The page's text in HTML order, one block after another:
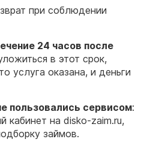
при соблюдении
24 часов после
в этот срок,
услуга оказана, и деньги
пользовались сервисом:
кабинет на disko-zaim.ru,
займов.